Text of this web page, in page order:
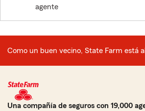
agente
Como un buen vecino, State Farm está
Una compañía de seguros con 19,000